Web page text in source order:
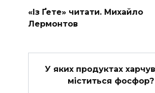
«Із Ґете» читати. Михайло
Лермонтов
У яких продуктах
міститься фосфор?